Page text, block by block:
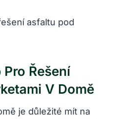
Řešení
V Domě
je důležité mít na